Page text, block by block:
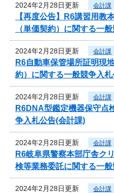
2024年2月28日更新 会計課
【再度公告】R6講習用教
（単価契約）に関する一
2024年2月28日更新 会計課
R6自動車保管場所証明現
約）に関する一般競争入札
2024年2月28日更新 会計課
R6DNA型鑑定機器保守点
争入札公告(会計課)
2024年2月28日更新 会計課
R6岐阜県警察本部庁舎ク
検等業務委託に関する一般
2024年2月28日更新 会計課